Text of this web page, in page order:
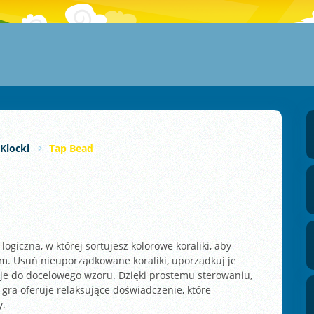
Tap Bead
w której sortujesz kolorowe koraliki, aby
Usuń nieuporządkowane koraliki, uporządkuj je
do docelowego wzoru. Dzięki prostemu sterowaniu,
oferuje relaksujące doświadczenie, które